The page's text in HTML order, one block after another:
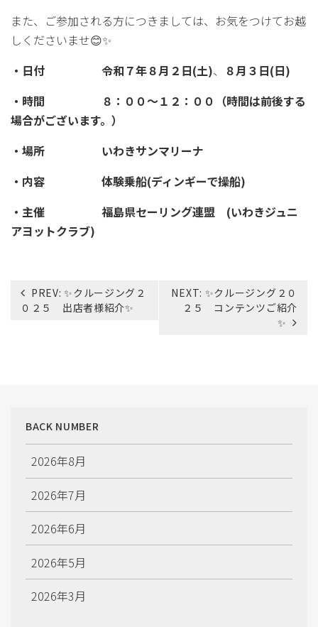
また、ご参加される方につきましては、お気をつけてお越
しくださいませ😊✨
・日付 令和７年８月２日(土)、
８月３日(日)
・時間 ８：００～１２：００（時間は前後する
場合がございます。）
・場所 いわきサンマリーナ
・内容 体験乗船(ディンギーで操船)
・主催 福島県セーリング連盟 (いわきジュニ
アヨットクラブ)
投
PREV: ✨クルージング２
０２５ 出店者様紹介✨
NEXT: ✨クルージング２０
２５ コンテンツご紹介
✨
BACK NUMBER
2026年8月
2026年7月
2026年6月
2026年5月
2026年3月